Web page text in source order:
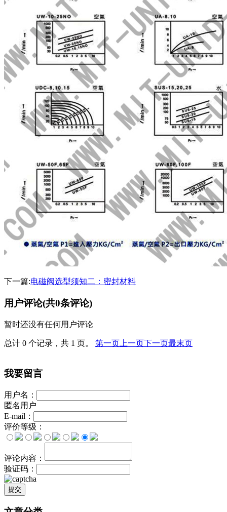
下一篇:电磁阀选型须知二：密封材料
用户评论(共0条评论)
暂时还没有任何用户评论
总计 0 个记录，共 1 页。 第一页 上一页下一页最末页
我要留言
用户名：
匿名用户
E-mail：
评价等级：
评论内容：
验证码：
提交